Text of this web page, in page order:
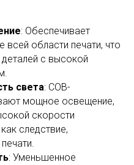
: Обеспечивает
области печати, что
деталей с высокой
света: COB-
мощное освещение,
скорости
следствие,
: Уменьшенное